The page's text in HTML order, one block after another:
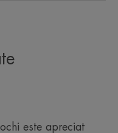
este apreciat